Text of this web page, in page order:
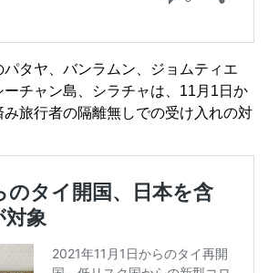
パタヤ、バンラムン、ジョムティエ
ーチャン島、シラチャは、11月1日か
み旅行者の隔離無しでの受け入れの対